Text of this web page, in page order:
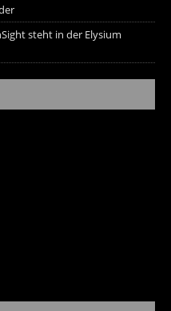
steht in der Elysium